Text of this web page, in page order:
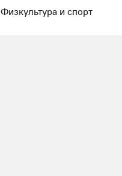
Физкультура и спорт